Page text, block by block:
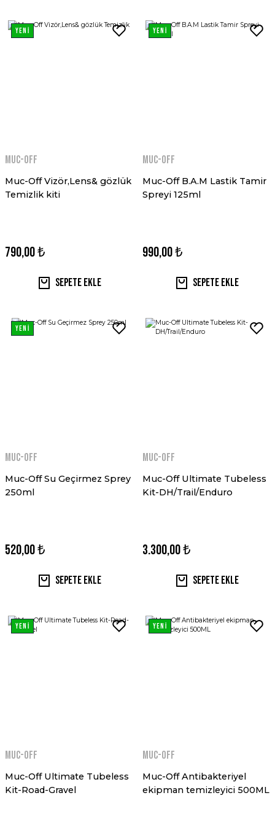
YENİ
MUC-OFF
Muc-Off Vizör,Lens& gözlük
Temizlik kiti
790,00 ₺
Sepete Ekle
YENİ
MUC-OFF
Muc-Off B.A.M Lastik Tamir
Spreyi 125ml
990,00 ₺
Sepete Ekle
YENİ
MUC-OFF
Muc-Off Su Geçirmez Sprey
250ml
520,00 ₺
Sepete Ekle
MUC-OFF
Muc-Off Ultimate Tubeless
Kit-DH/Trail/Enduro
3.300,00 ₺
Sepete Ekle
YENİ
MUC-OFF
Muc-Off Ultimate Tubeless
Kit-Road-Gravel
YENİ
MUC-OFF
Muc-Off Antibakteriyel
ekipman temizleyici 500ML